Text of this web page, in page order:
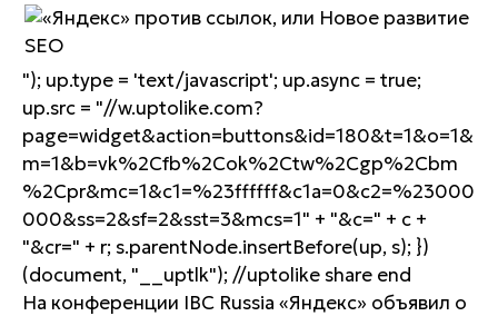
"); up.type = 'text/javascript'; up.async = true;
up.src = "//w.uptolike.com?
page=widget&action=buttons&id=180&t=1&o=1&
m=1&b=vk%2Cfb%2Cok%2Ctw%2Cgp%2Cbm
%2Cpr&mc=1&c1=%23ffffff&c1a=0&c2=%23000
000&ss=2&sf=2&sst=3&mcs=1" + "&c=" + c +
"&cr=" + r; s.parentNode.insertBefore(up, s); })
(document, "__uptlk"); //uptolike share end
На конференции IBC Russia «Яндекс» объявил о